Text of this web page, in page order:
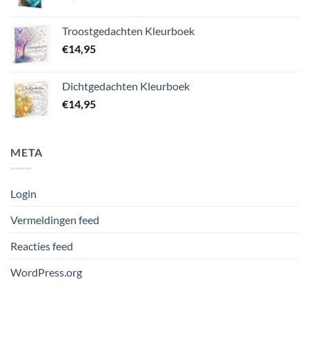
Troostgedachten Kleurboek
€14,95
Dichtgedachten Kleurboek
€14,95
META
Login
Vermeldingen feed
Reacties feed
WordPress.org